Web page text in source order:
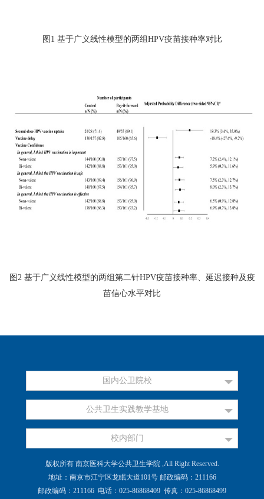
图 1 基于广义线性模型的两组 HPV疫苗接种率对比
图 2 基于广义线性模型的两组第二针HPV疫苗接种率、延迟接种及疫
苗信心水平对比
国内公卫院校
公共卫生实践教学基地
校内部门
版权所有 南京医科大学公共卫生学院 ,All Right Reserved.
地址：南京市江宁区龙眠大道101号 邮政编码：211166
邮政编码：211166 电话：025-86868409 传真：025-86868499